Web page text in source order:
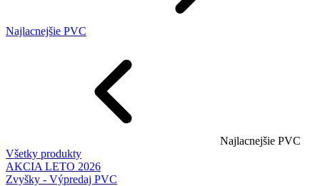
Najlacnejšie PVC
Najlacnejšie PVC
Všetky produkty
AKCIA LETO 2026
Zvyšky - Výpredaj PVC